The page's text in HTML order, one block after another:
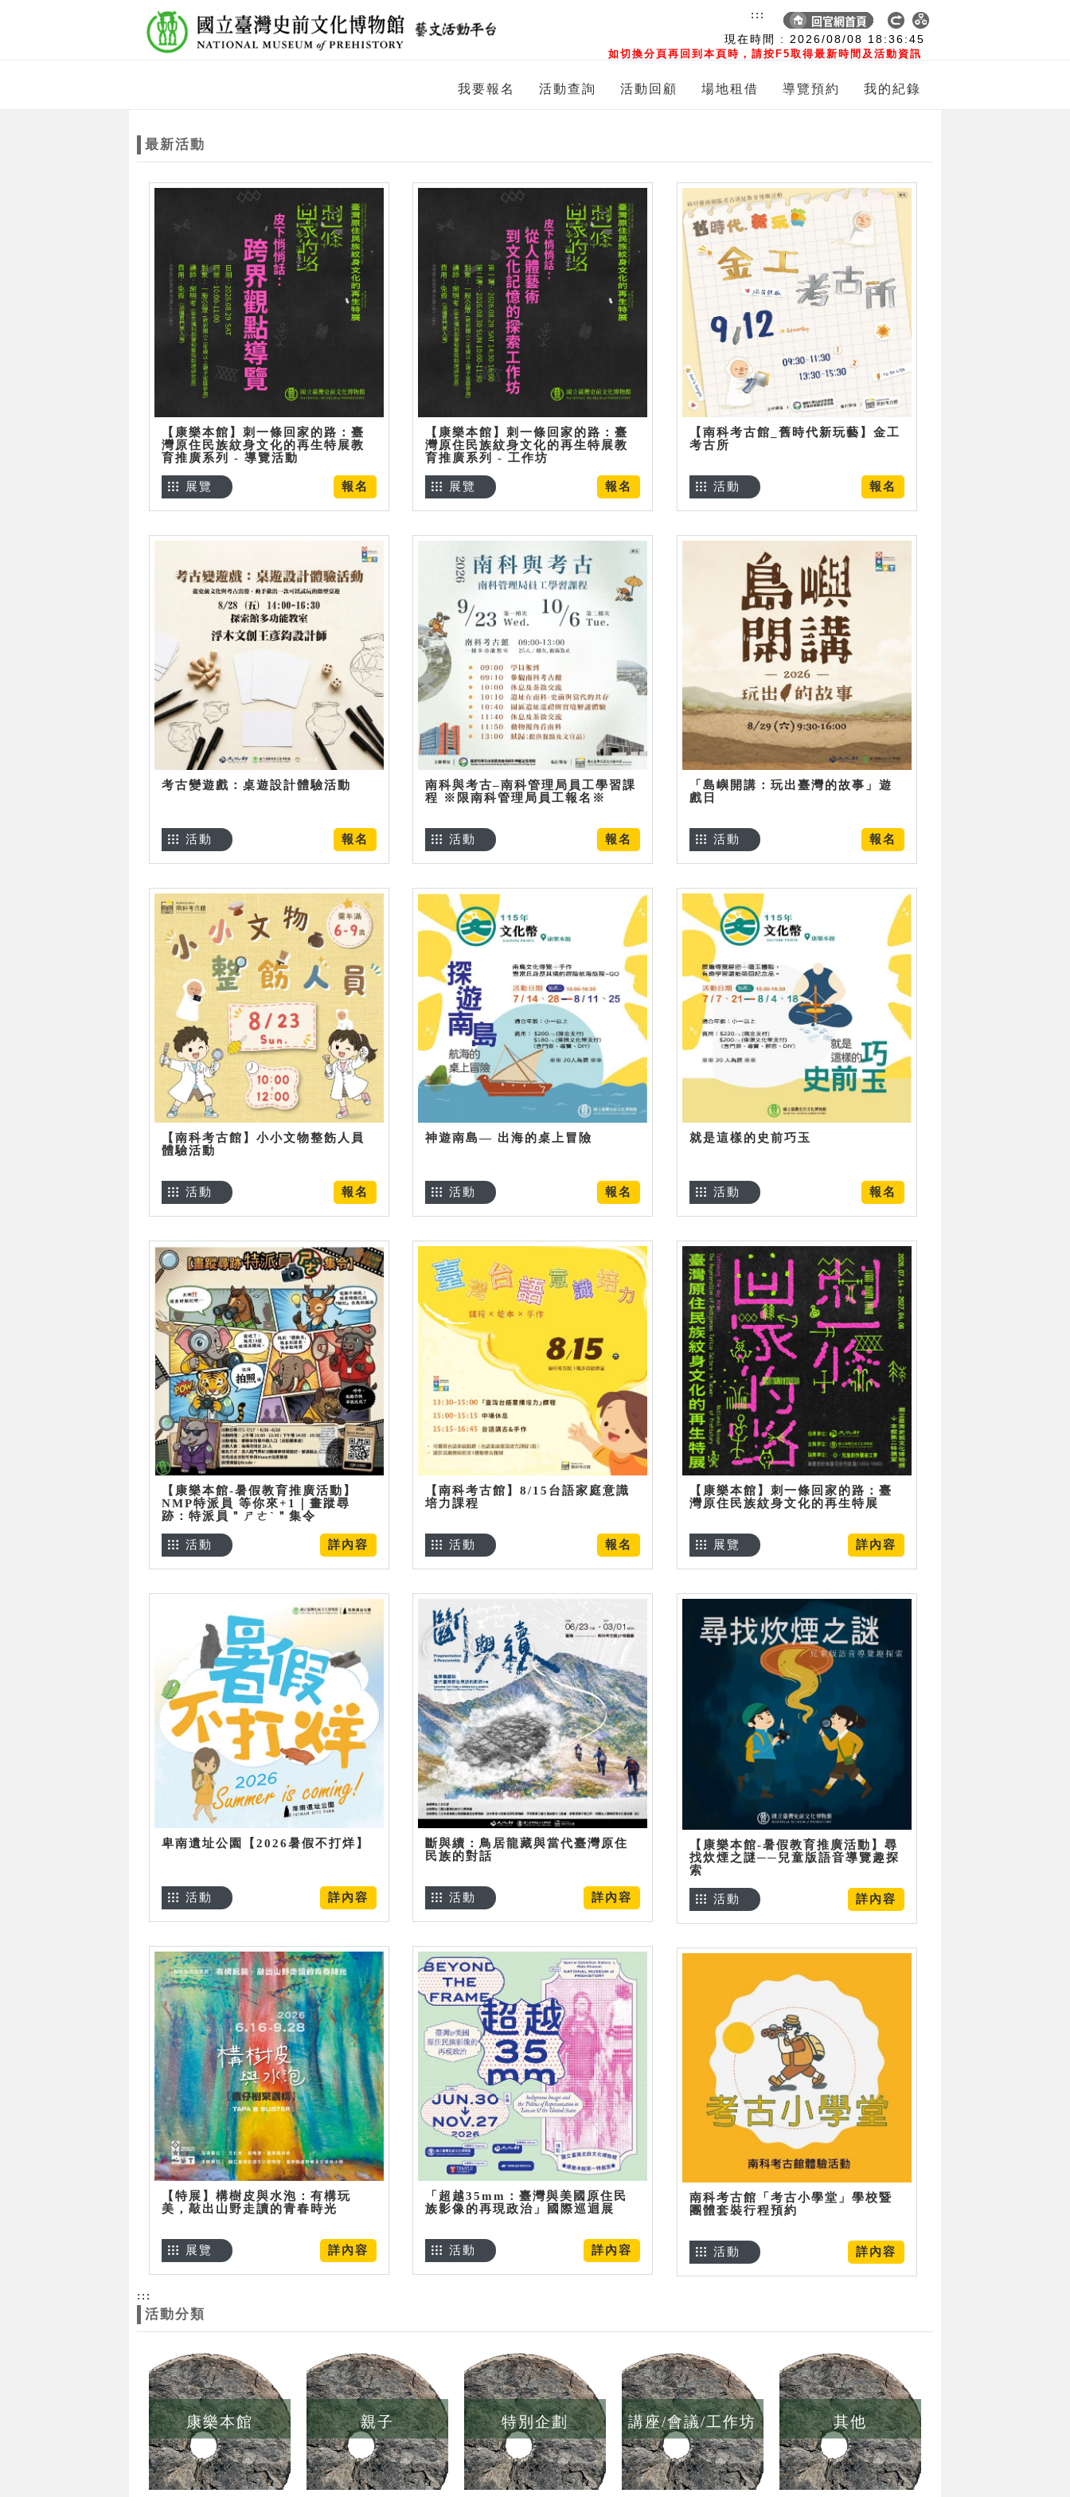
現在時間 : 2026/08/08 18:36:46
如切換分頁再回到本頁時，請按F5取得最新時間及活動資訊
:::
我要報名 活動查詢 活動回顧 場地租借 導覽預約 我的紀錄
最新活動
【康樂本館】刺一條回家的路：臺
灣原住民族紋身文化的再生特展教
育推廣系列 - 導覽活動
報名
展覽
【康樂本館】刺一條回家的路：臺
灣原住民族紋身文化的再生特展教
育推廣系列 - 工作坊
報名
展覽
【南科考古館_舊時代新玩藝】金工
考古所
報名
活動
考古變遊戲：桌遊設計體驗活動
報名
活動
南科與考古–南科管理局員工學習課
程 ※限南科管理局員工報名※
報名
活動
「島嶼開講：玩出臺灣的故事」遊
戲日
報名
活動
【南科考古館】小小文物整飭人員
體驗活動
報名
活動
神遊南島— 出海的桌上冒險
報名
活動
就是這樣的史前巧玉
報名
活動
【康樂本館-暑假教育推廣活動】
NMP特派員 等你來+1｜畫蹤尋
跡：特派員＂ㄕㄜˋ＂集令
詳內容
活動
【南科考古館】8/15台語家庭意識
培力課程
報名
活動
【康樂本館】刺一條回家的路：臺
灣原住民族紋身文化的再生特展
詳內容
展覽
卑南遺址公園【2026暑假不打烊】
詳內容
活動
斷與續：鳥居龍藏與當代臺灣原住
民族的對話
詳內容
活動
【康樂本館-暑假教育推廣活動】尋
找炊煙之謎──兒童版語音導覽趣探
索
詳內容
活動
【特展】構樹皮與水泡：有構玩
美，敲出山野走讀的青春時光
詳內容
展覽
「超越35mm：臺灣與美國原住民
族影像的再現政治」國際巡迴展
詳內容
活動
南科考古館「考古小學堂」學校暨
團體套裝行程預約
詳內容
活動
:::
活動分類
康樂本館 親子 特別企劃 講座/會議/工作坊 其他